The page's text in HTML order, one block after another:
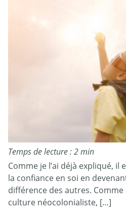
Temps de lecture : 2 min
Comme je l’ai déjà expliqué,
la confiance en soi en
différence des autres.
culture néocolonialiste, […]